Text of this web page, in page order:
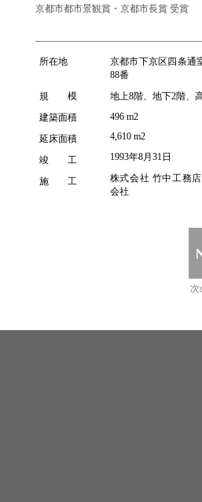
京都市都市景観賞・京都市長賞 受賞
所在地
京都市下京区四条通
88番
規 模
地上8階、地下2階、
建築面積
496 m2
延床面積
4,610 m2
竣 工 1993年8月31日
施 工
株式会社 竹中工務
会社